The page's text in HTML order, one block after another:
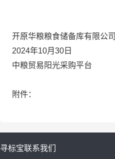
开原华粮粮食储备库有限公司
2024年10月30日
中粮贸易阳光采购平台
附件：
寻标宝联系我们